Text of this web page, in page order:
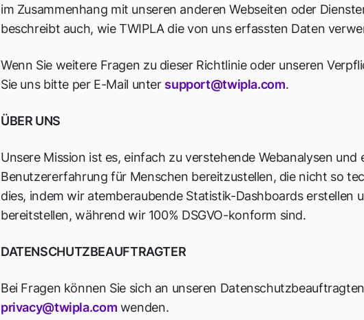
im Zusammenhang mit unseren anderen Webseiten oder
beschreibt auch, wie TWIPLA die von uns erfassten Daten
Wenn Sie weitere Fragen zu dieser Richtlinie oder unseren
Sie uns bitte per E-Mail unter support@twipla.com.
ÜBER UNS
Unsere Mission ist es, einfach zu verstehende Webanalysen und
Benutzererfahrung für Menschen bereitzustellen, die nicht so
dies, indem wir atemberaubende Statistik-Dashboards erstellen
bereitstellen, während wir 100% DSGVO-konform sind.
DATENSCHUTZBEAUFTRAGTER
Bei Fragen können Sie sich an unseren
privacy@twipla.com wenden.